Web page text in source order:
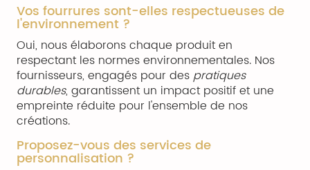
Vos fourrures sont-elles respectueuses de
l'environnement ?
Oui, nous élaborons chaque produit en
respectant les normes environnementales. Nos
fournisseurs, engagés pour despratiques
durables, garantissent un impact positif et une
empreinte réduite pour l'ensemble de nos
créations.
Proposez-vous des services de
personnalisation ?